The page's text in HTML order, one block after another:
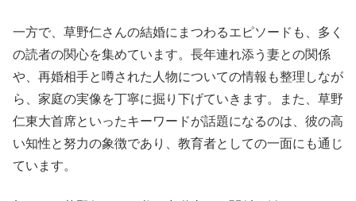
一方で、草野仁さんの結婚にまつわるエピソードも、多く
の読者の関心を集めています。長年連れ添う妻との関係
や、再婚相手と噂された人物についての情報も整理しなが
ら、家庭の実像を丁寧に掘り下げていきます。また、草野
仁東大首席といったキーワードが話題になるのは、彼の高
い知性と努力の象徴であり、教育者としての一面にも通じ
ています。